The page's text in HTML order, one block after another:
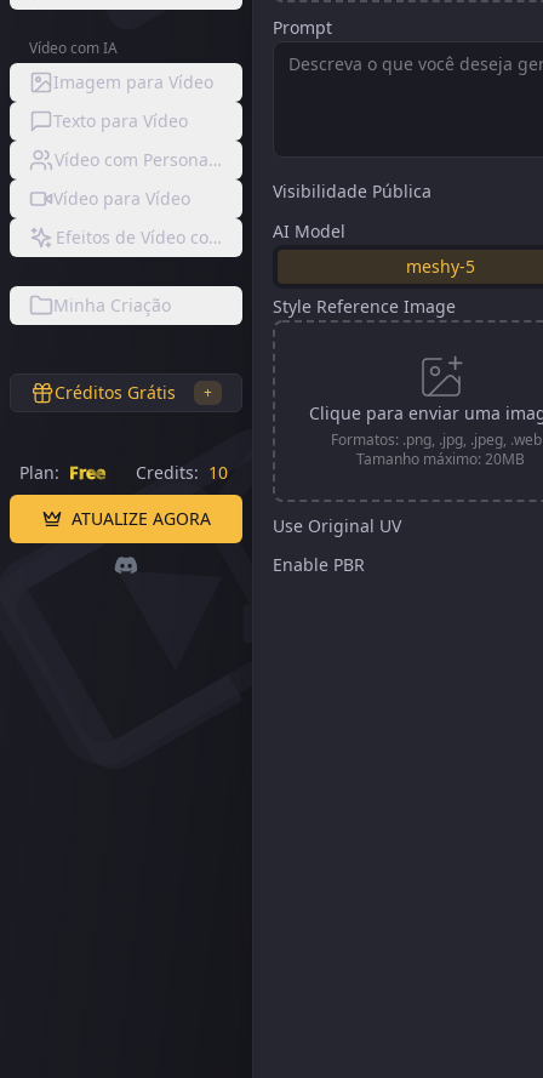
Vídeo com IA
Imagem para Vídeo
Texto para Vídeo
Vídeo com Personagem Consistente
Vídeo para Vídeo
Efeitos de Vídeo com IA
Minha Criação
Créditos Grátis +
Plan: Free Credits: 10
ATUALIZE AGORA
Prompt
Visibilidade Pública
AI Model
meshy-5
Style Reference Image
Clique para enviar uma
Formatos: .png, .jpg, .jpeg,
Tamanho máximo: 20MB
Use Original UV
Enable PBR